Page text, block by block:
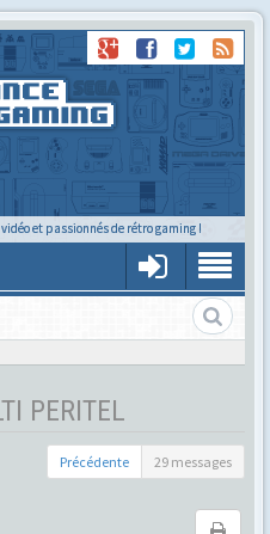
et passionnés de rétro gaming !
PERITEL
Précédente 29 messages